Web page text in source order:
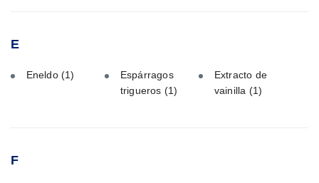
E
Eneldo (1)
Espárragos
trigueros (1)
Extracto de
vainilla (1)
F